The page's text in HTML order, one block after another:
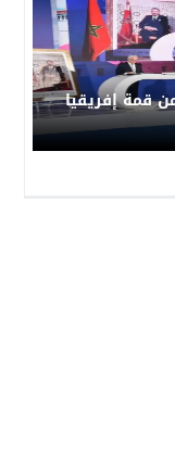
قمة إفريقيا